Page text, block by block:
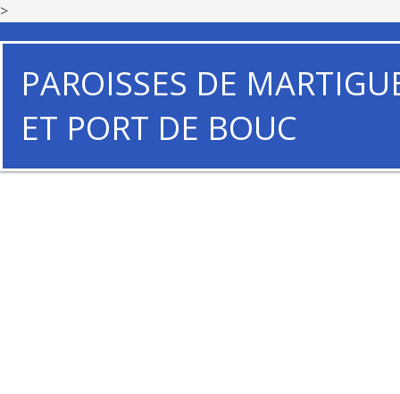
>
PAROISSES DE
ET PORT DE BOUC